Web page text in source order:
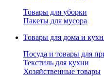
Товары для уборки
Пакеты для мусора
Товары для дома и
Посуда и товары для
Текстиль для кухни
Хозяйственные товары